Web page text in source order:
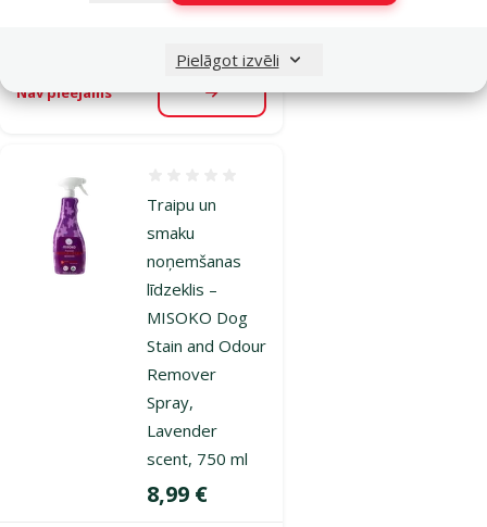
Pielāgot izvēli
Cena
Nav pieejams Apskatīt
Traipu un
smaku
noņemšanas
līdzeklis –
MISOKO Dog
Stain and Odour
Remover
Spray,
Lavender
scent, 750 ml
Cena
8,99 €